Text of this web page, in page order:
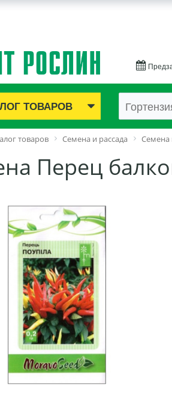
ТОВАРОВ
товары
защиты растений
растений
дизайна
и инвентарь
товаров Семена и рассада Семена
Перец